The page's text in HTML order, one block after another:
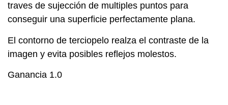
traves de sujección de multiples puntos para
conseguir una superficie perfectamente plana.
El contorno de terciopelo realza el contraste de la
imagen y evita posibles reflejos molestos.
Ganancia 1.0